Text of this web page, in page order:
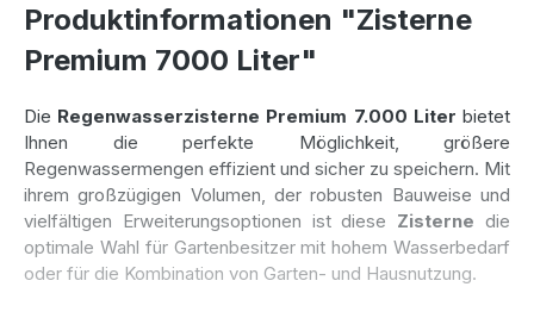
Produktinformationen "Zisterne
Premium 7000 Liter"
Die Regenwasserzisterne Premium 7.000 Liter bietet
Ihnen die perfekte Möglichkeit, größere
Regenwassermengen effizient und sicher zu speichern. Mit
ihrem großzügigen Volumen, der robusten Bauweise und
vielfältigen Erweiterungsoptionen ist diese Zisterne die
optimale Wahl für Gartenbesitzer mit hohem Wasserbedarf
oder für die Kombination von Garten- und Hausnutzung.